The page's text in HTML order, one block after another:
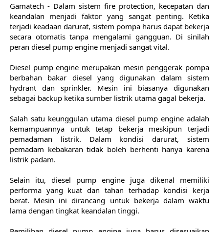
Gamatech - Dalam sistem fire protection, kecepatan dan
keandalan menjadi faktor yang sangat penting. Ketika
terjadi keadaan darurat, sistem pompa harus dapat bekerja
secara otomatis tanpa mengalami gangguan. Di sinilah
peran diesel pump engine menjadi sangat vital.
Diesel pump engine merupakan mesin penggerak pompa
berbahan bakar diesel yang digunakan dalam sistem
hydrant dan sprinkler. Mesin ini biasanya digunakan
sebagai backup ketika sumber listrik utama gagal bekerja.
Salah satu keunggulan utama diesel pump engine adalah
kemampuannya untuk tetap bekerja meskipun terjadi
pemadaman listrik. Dalam kondisi darurat, sistem
pemadam kebakaran tidak boleh berhenti hanya karena
listrik padam.
Selain itu, diesel pump engine juga dikenal memiliki
performa yang kuat dan tahan terhadap kondisi kerja
berat. Mesin ini dirancang untuk bekerja dalam waktu
lama dengan tingkat keandalan tinggi.